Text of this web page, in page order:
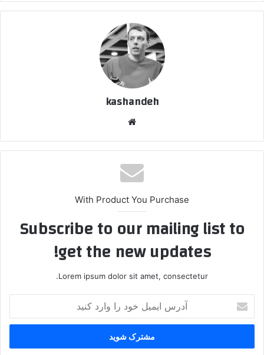
kashandeh
With Product You Purchase
Subscribe to our mailing list to
get the new updates!
Lorem ipsum dolor sit amet, consectetur.
ایمیل
خود
وارد